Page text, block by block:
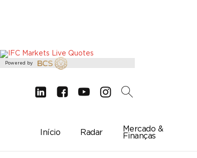
Powered by
d e g c 2
Início Radar
Mercado &
Finanças